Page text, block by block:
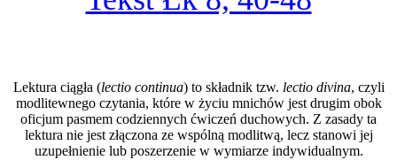
Lektura ciągła (lectio continua) to składnik tzw. lectio divina, czyli
modlitewnego czytania, które w życiu mnichów jest drugim obok
oficjum pasmem codziennych ćwiczeń duchowych. Z zasady ta
lektura nie jest złączona ze wspólną modlitwą, lecz stanowi jej
uzupełnienie lub poszerzenie w wymiarze indywidualnym.